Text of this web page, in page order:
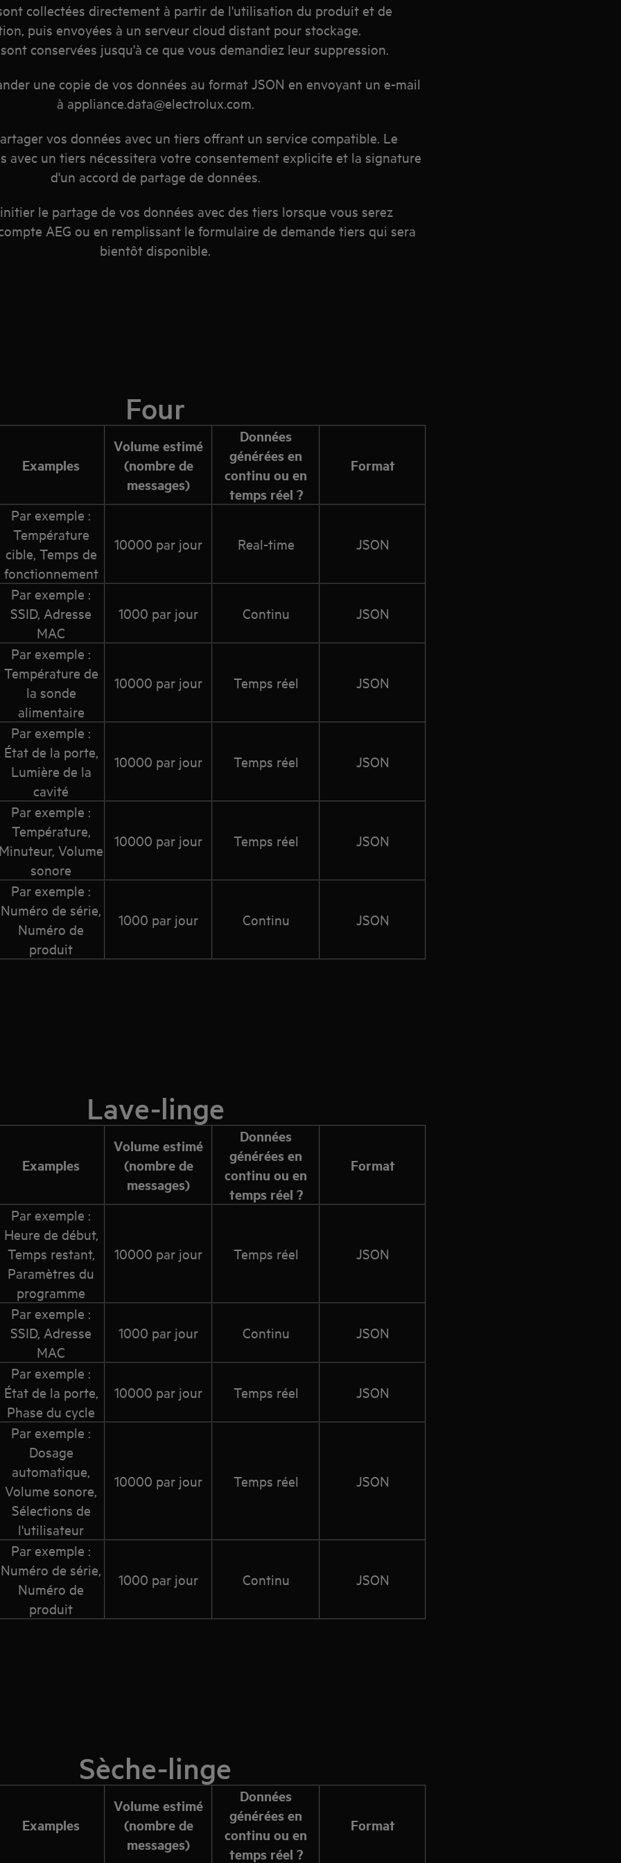
collectées directement à partir de l'utilisation du produit et de
puis envoyées à un serveur cloud distant pour stockage.
conservées jusqu'à ce que vous demandiez leur suppression.
une copie de vos données au format JSON en envoyant un e-mail
à appliance.data@electrolux.com.
vos données avec un tiers offrant un service compatible. Le
avec un tiers nécessitera votre consentement explicite et la signature
d'un accord de partage de données.
le partage de vos données avec des tiers lorsque vous serez
AEG ou en remplissant le formulaire de demande tiers qui sera
bientôt disponible.
Four
Examples
Volume estimé
(nombre de
messages)
Données
générées en
continu ou en
temps réel ?
Format
Par exemple :
Température
cible, Temps de
fonctionnement
10000 par jour Real-time JSON
Par exemple :
SSID, Adresse
MAC
1000 par jour Continu JSON
Par exemple :
Température de
la sonde
alimentaire
10000 par jour Temps réel JSON
Par exemple :
État de la porte,
Lumière de la
cavité
10000 par jour Temps réel JSON
Par exemple :
Température,
Minuteur, Volume
sonore
10000 par jour Temps réel JSON
Par exemple :
Numéro de série,
Numéro de
produit
1000 par jour Continu JSON
Lave-linge
Examples
Volume estimé
(nombre de
messages)
Données
générées en
continu ou en
temps réel ?
Format
Par exemple :
Heure de début,
Temps restant,
Paramètres du
programme
10000 par jour Temps réel JSON
Par exemple :
SSID, Adresse
MAC
1000 par jour Continu JSON
Par exemple :
État de la porte,
Phase du cycle
10000 par jour Temps réel JSON
Par exemple :
Dosage
automatique,
Volume sonore,
Sélections de
l'utilisateur
10000 par jour Temps réel JSON
Par exemple :
Numéro de série,
Numéro de
produit
1000 par jour Continu JSON
Sèche-linge
Examples
Volume estimé
(nombre de
messages)
Données
générées en
continu ou en
temps réel ?
Format